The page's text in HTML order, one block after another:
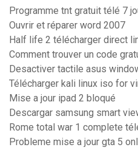
Programme tnt gratuit télé 7
Ouvrir et réparer word 2007
Half life 2 télécharger direct
Comment trouver un code
Desactiver tactile asus
Télécharger kali linux iso for
Mise a jour ipad 2 bloqué
Descargar samsung smart
Rome total war 1 complete
Probleme mise a jour gta 5